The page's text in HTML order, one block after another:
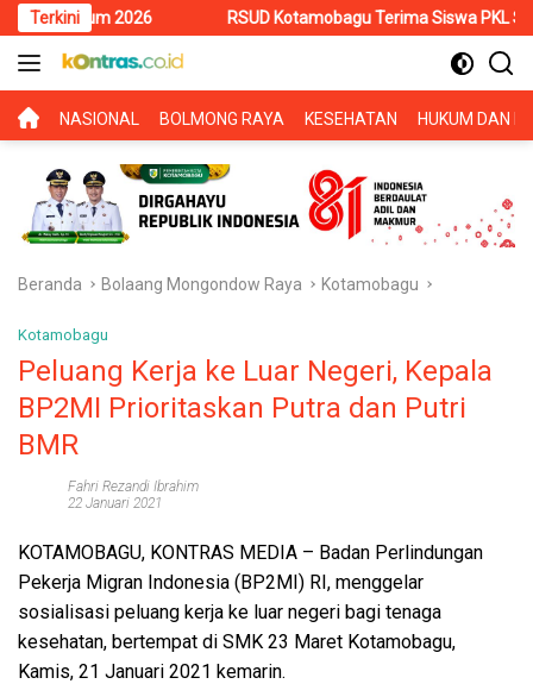
Langsung
ke
konten
Terkini RSUD Kotamobagu Terima Siswa PKL SMK
BERANDA
NASIONAL BOLMONG RAYA KESEHATAN HUKUM DAN
Beranda Bolaang Mongondow Raya Kotamobagu
Kotamobagu
Peluang Kerja ke Luar Negeri, Kepala
BP2MI Prioritaskan Putra dan Putri
BMR
Fahri Rezandi Ibrahim
22 Januari 2021
KOTAMOBAGU, KONTRAS MEDIA – Badan Perlindungan
Pekerja Migran Indonesia (BP2MI) RI, menggelar
sosialisasi peluang kerja ke luar negeri bagi tenaga
kesehatan, bertempat di SMK 23 Maret Kotamobagu,
Kamis, 21 Januari 2021 kemarin.